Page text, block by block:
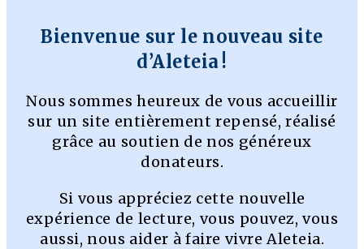
Bienvenue sur le nouveau site
d’Aleteia !
Nous sommes heureux de vous accueillir
sur un site entièrement repensé, réalisé
grâce au soutien de nos généreux
donateurs.
Si vous appréciez cette nouvelle
expérience de lecture, vous pouvez, vous
aussi, nous aider à faire vivre Aleteia.